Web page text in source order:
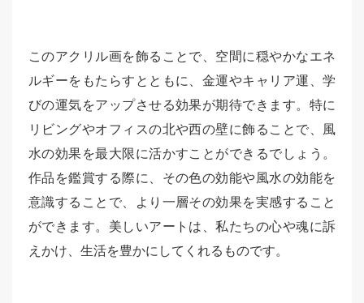
このアクリル画を飾ることで、空間に穏やかなエネ
ルギーをもたらすとともに、金運やキャリア運、学
びの運気をアップさせる効果が期待できます。特に
リビングやオフィスの北や西の壁に飾ることで、風
水の効果を最大限に活かすことができるでしょう。
作品を鑑賞する際に、その色の効能や風水の効能を
意識することで、より一層その効果を実感すること
ができます。美しいアートは、私たちの心や魂に訴
えかけ、生活を豊かにしてくれるものです。